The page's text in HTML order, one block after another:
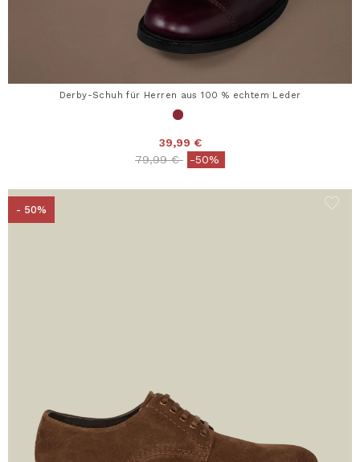
Derby-Schuh für Herren aus 100 % echtem Leder
39,99 €
Price reduced from
79,99 €to-50%
- 50%